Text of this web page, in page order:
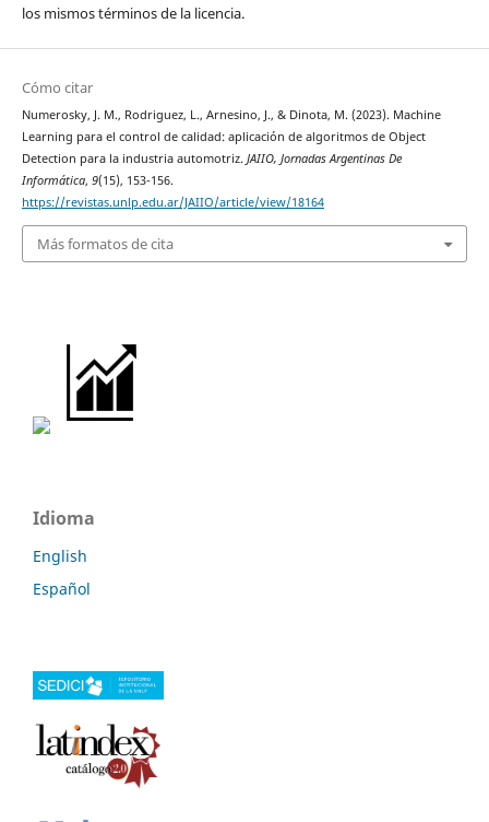
los mismos términos de la licencia.
Cómo citar
Numerosky, J. M., Rodriguez, L., Arnesino, J., & Dinota, M. (2023). Machine
Learning para el control de calidad: aplicación de algoritmos de Object
Detection para la industria automotriz. JAIIO, Jornadas Argentinas De
Informática, 9(15), 153-156.
https://revistas.unlp.edu.ar/JAIIO/article/view/18164
Más formatos de cita
Idioma
English
Español